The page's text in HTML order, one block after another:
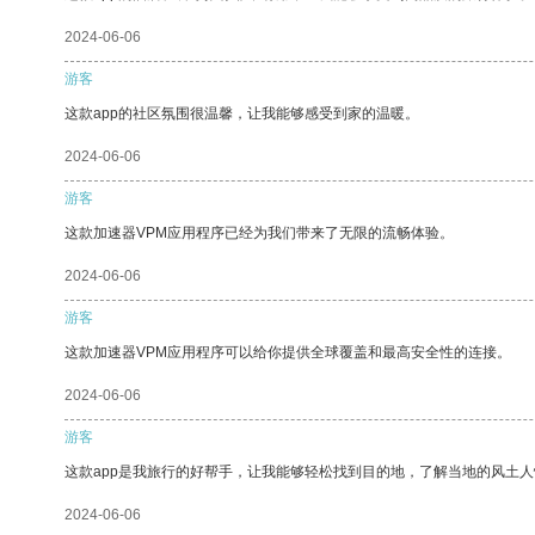
2024-06-06
游客
这款app的社区氛围很温馨，让我能够感受到家的温暖。
2024-06-06
游客
这款加速器VPM应用程序已经为我们带来了无限的流畅体验。
2024-06-06
游客
这款加速器VPM应用程序可以给你提供全球覆盖和最高安全性的连接。
2024-06-06
游客
这款app是我旅行的好帮手，让我能够轻松找到目的地，了解当地的风土
2024-06-06